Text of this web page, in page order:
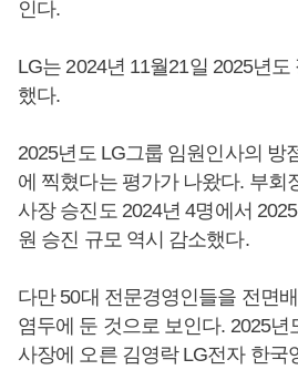
인다.
LG는 2024년 11월21일 2025년
했다.
2025년도 LG그룹 임원인사의 방
에 찍혔다는 평가가 나왔다. 부회
사장 승진도 2024년 4명에서
원 승진 규모 역시 감소했다.
다만 50대 전문경영인들을 전면
염두에 둔 것으로 보인다. 2025년
사장에 오른 김영락 LG전자 한국